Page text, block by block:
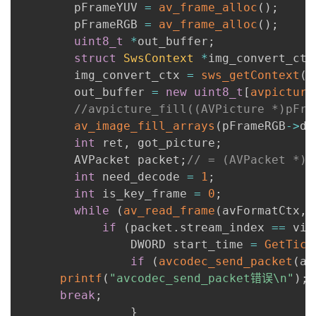
      	pFrameYUV
= av_frame_alloc ( ) ;
      	pFrameRGB
= av_frame_alloc ( ) ;
uint8_t
*out_buffer ;
struct
SwsContext *img_convert_ctx
      	img_convert_ctx
= sws_getContext (
      	out_buffer
= new uint8_t [
//avpicture_fill((AVPicture
av_image_fill_arrays ( pFrameRGB->
int
ret , got_picture ;
      	AVPacket packet
; // = (AVPacket
int
need_decode = 1 ;
int
is_key_frame = 0 ;
while
( av_read_frame ( avFormatCtx ,
if
( packet . stream_index ==
      			DWORD start_time
=
if
( avcodec_send_packet (
printf ( "avcodec_send_packet错误\n" ) ;
break ;
}